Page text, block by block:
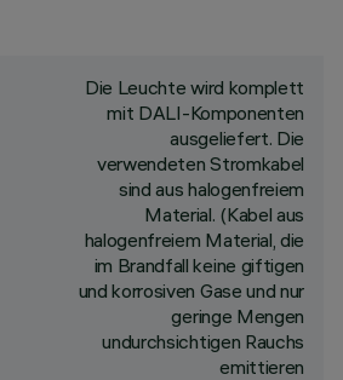
Die Leuchte wird komplett
mit DALI-Komponenten
ausgeliefert. Die
verwendeten Stromkabel
sind aus halogenfreiem
Material. (Kabel aus
halogenfreiem Material, die
im Brandfall keine giftigen
und korrosiven Gase und nur
geringe Mengen
undurchsichtigen Rauchs
emittieren